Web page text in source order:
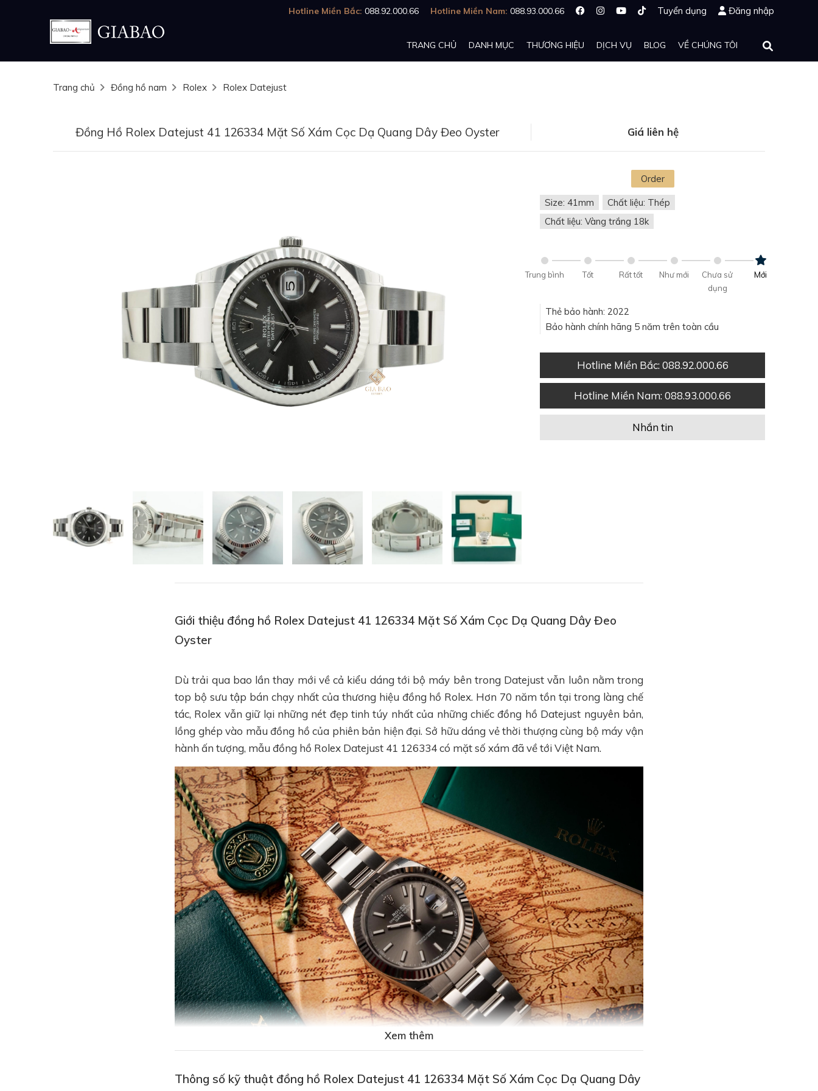
Hotline Miền Bắc: 088.92.000.66 Hotline Miền Nam: 088.93.000.66 Tuyển dụng Đăng nhập
TRANG CHỦ DANH MỤC THƯƠNG HIỆU DỊCH VỤ BLOG VỀ CHÚNG TÔI
Trang chủ Đồng hồ nam Rolex Rolex Datejust
Đồng Hồ Rolex Datejust 41 126334 Mặt Số Xám Cọc Dạ Quang Dây Đeo Oyster Giá liên hệ
Order
Size: 41mm
Chất liệu: Thép
Chất liệu: Vàng trắng 18k
Trung bình Tốt Rất tốt Như mới
Chưa sử
dụng
Mới
Thẻ bảo hành: 2022
Bảo hành chính hãng 5 năm trên toàn cầu
Hotline Miền Bắc: 088.92.000.66
Hotline Miền Nam: 088.93.000.66
Nhắn tin
Giới thiệu đồng hồ Rolex Datejust 41 126334 Mặt Số Xám Cọc Dạ Quang Dây Đeo
Oyster
Dù trải qua bao lần thay mới về cả kiểu dáng tới bộ máy bên trong Datejust vẫn luôn nằm trong
top bộ sưu tập bán chạy nhất của thương hiệu đồng hồ Rolex. Hơn 70 năm tồn tại trong làng chế
tác, Rolex vẫn giữ lại những nét đẹp tinh túy nhất của những chiếc đồng hồ Datejust nguyên bản,
lồng ghép vào mẫu đồng hồ của phiên bản hiện đại. Sở hữu dáng vẻ thời thượng cùng bộ máy vận
hành ấn tượng, mẫu đồng hồ Rolex Datejust 41 126334 có mặt số xám đã về tới Việt Nam.
Xem thêm
Thông số kỹ thuật đồng hồ Rolex Datejust 41 126334 Mặt Số Xám Cọc Dạ Quang Dây